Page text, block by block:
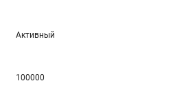
Активный
100000